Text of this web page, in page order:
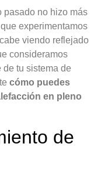
pasado no hizo más
experimentamos
viendo reflejado
consideramos
de tu sistema de
cómo puedes
en pleno
de